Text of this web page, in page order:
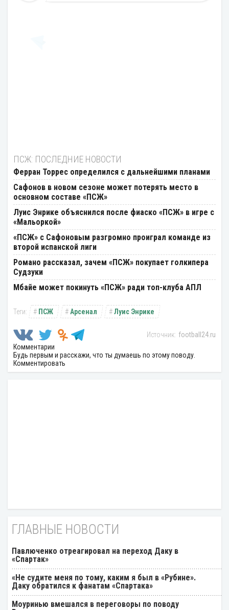
ПСЖ: ПОСЛЕДНИЕ НОВОСТИ
Ферран Торрес определился с дальнейшими планами
Сафонов в новом сезоне может потерять место в
основном составе «ПСЖ»
Луис Энрике объяснился после фиаско «ПСЖ» в игре с
«Мальоркой»
«ПСЖ» с Сафоновым разгромно проиграл команде из
второй испанской лиги
Романо рассказал, зачем «ПСЖ» покупает голкипера
Судзуки
Мбайе может покинуть «ПСЖ» ради топ-клуба АПЛ
ПСЖ Арсенал Луис Энрике
football24.ru
Комментарии
Будь первым и расскажи, что ты думаешь по этому поводу.
Комментировать
ГЛАВНЫЕ НОВОСТИ
Павлюченко отреагировал на переход Даку в
«Спартак»
«Не судите меня по тому, каким я был в «Рубине».
Даку обратился к фанатам «Спартака»
Моуринью вмешался в переговоры по поводу